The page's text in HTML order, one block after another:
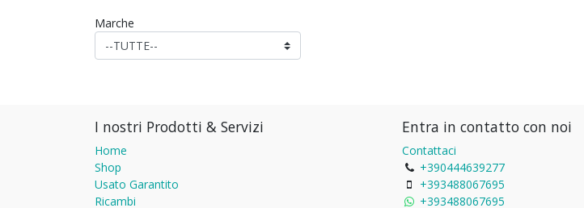
Marche
I nostri Prodotti & Servizi
Home
Shop
Usato Garantito
Ricambi
Entra in contatto con noi
Contattaci
+390444639277
+393488067695
+393488067695